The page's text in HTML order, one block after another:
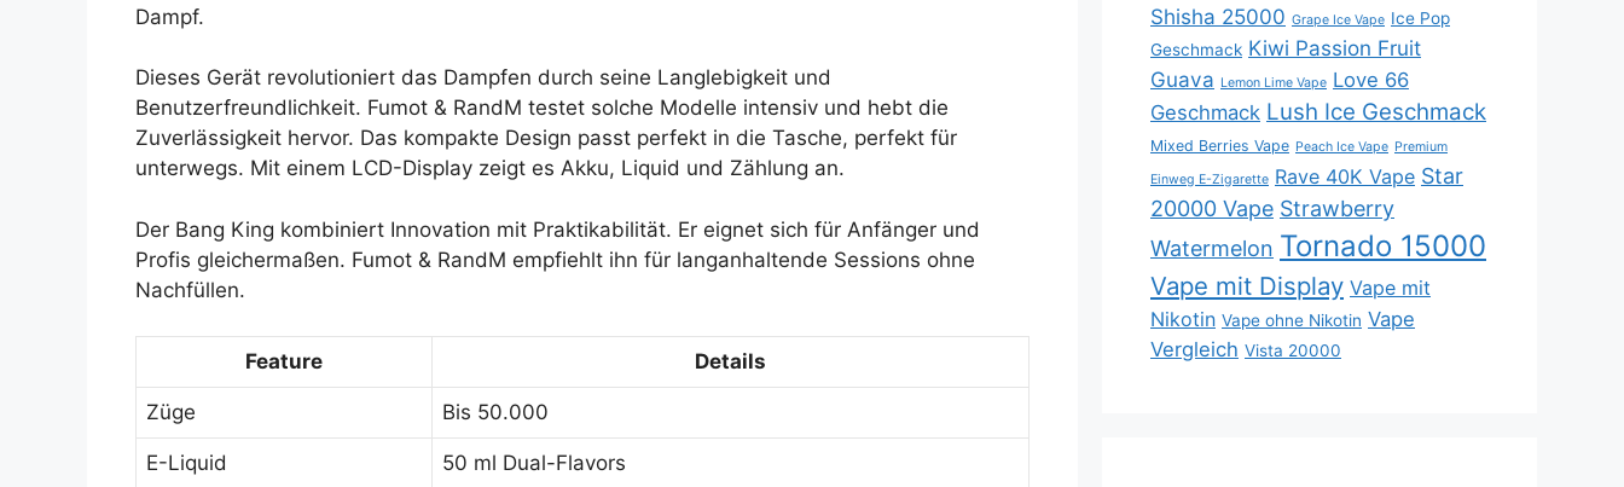
Dampf.
Dieses Gerät revolutioniert das Dampfen durch seine Langlebigkeit und
Benutzerfreundlichkeit. Fumot & RandM testet solche Modelle intensiv und hebt die
Zuverlässigkeit hervor. Das kompakte Design passt perfekt in die Tasche, perfekt für
unterwegs. Mit einem LCD-Display zeigt es Akku, Liquid und Zählung an.
Der Bang King kombiniert Innovation mit Praktikabilität. Er eignet sich für Anfänger und
Profis gleichermaßen. Fumot & RandM empfiehlt ihn für langanhaltende Sessions ohne
Nachfüllen.
Feature Details
Züge Bis 50.000
E-Liquid 50 ml Dual-Flavors
Shisha 25000 Grape Ice Vape Ice Pop
Geschmack Kiwi Passion Fruit
Guava Lemon Lime Vape Love 66
Geschmack Lush Ice Geschmack
Mixed Berries Vape Peach Ice Vape Premium
Einweg E-Zigarette Rave 40K Vape Star
20000 Vape Strawberry
Watermelon Tornado 15000
Vape mit Display Vape mit
Nikotin Vape ohne Nikotin Vape
Vergleich Vista 20000